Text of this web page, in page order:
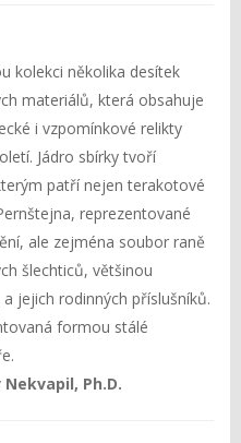
kolekci několika desítek
materiálů, která obsahuje
i vzpomínkové relikty
Jádro sbírky tvoří
patří nejen terakotové
reprezentované
ale zejména soubor raně
šlechticů, většinou
jejich rodinných příslušníků.
formou stálé
Ph.D.